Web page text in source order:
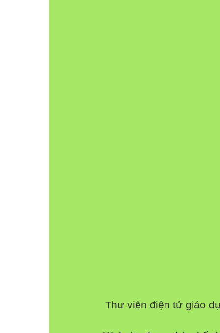
Thư viện điện tử giáo